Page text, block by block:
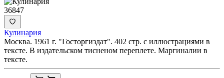
36847
Кулинария
Москва. 1961 г. "Госторгиздат". 402 стр. с иллюстрациями в
тексте. В издательском тисненом переплете. Маргиналии в
тексте.